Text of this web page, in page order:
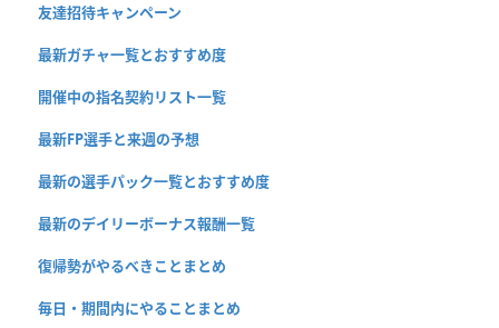
友達招待キャンペーン
最新ガチャ一覧とおすすめ度
開催中の指名契約リスト一覧
最新FP選手と来週の予想
最新の選手パック一覧とおすすめ度
最新のデイリーボーナス報酬一覧
復帰勢がやるべきことまとめ
毎日・期間内にやることまとめ